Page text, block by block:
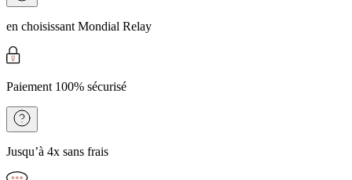
en choisissant Mondial Relay
Paiement 100% sécurisé
Jusqu’à 4x sans frais